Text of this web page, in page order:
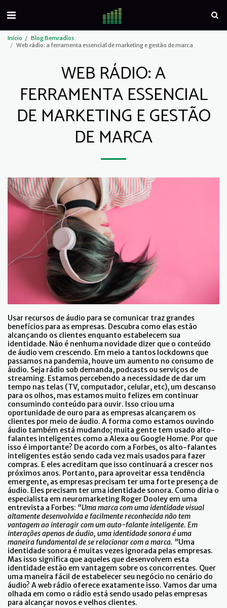
Início
Blog Bemradios
Web rádio: a ferramenta essencial de marketing e gestão de marca
WEB RÁDIO: A
FERRAMENTA ESSENCIAL
DE MARKETING E GESTÃO
DE MARCA
Usar recursos de áudio para se comunicar traz grandes
benefícios para as empresas. Descubra como elas estão
alcançando os clientes enquanto estabelecem sua
identidade. Não é nenhuma novidade dizer que o conteúdo
de áudio vem crescendo. Em meio a tantos lockdowns que
passamos na pandemia, houve um aumento no consumo de
áudio. Seja rádio sob demanda, podcasts ou serviços de
streaming. Estamos percebendo a necessidade de dar um
tempo nas telas (TV, computador, celular, etc), um descanso
para os olhos, mas estamos muito felizes em continuar
consumindo conteúdo para ouvir. Isso criou uma
oportunidade de ouro para as empresas alcançarem os
clientes por meio de áudio. A forma como estamos ouvindo
áudio também está mudando; muita gente tem usado alto-
falantes inteligentes como a Alexa ou Google Home. Por que
isso é importante? De acordo com a Forbes, os alto-falantes
inteligentes estão sendo cada vez mais usados para fazer
compras. E eles acreditam que isso continuará a crescer nos
próximos anos. Portanto, para aproveitar essa tendência
emergente, as empresas precisam ter uma forte presença de
áudio. Eles precisam ter uma identidade sonora. Como diria o
especialista em neuromarketing Roger Dooley em uma
entrevista a Forbes: “Uma marca com uma identidade visual
altamente desenvolvida e facilmente reconhecida não tem
vantagem ao interagir com um auto-falante inteligente. Em
interações apenas de áudio, uma identidade sonora é uma
maneira fundamental de se relacionar com a marca. ”Uma
identidade sonora é muitas vezes ignorada pelas empresas.
Mas isso significa que aqueles que desenvolvem esta
identidade estão em vantagem sobre os concorrentes. Quer
uma maneira fácil de estabelecer seu negócio no cenário do
áudio? A web rádio oferece exatamente isso. Vamos dar uma
olhada em como o rádio está sendo usado pelas empresas
para alcançar novos e velhos clientes.